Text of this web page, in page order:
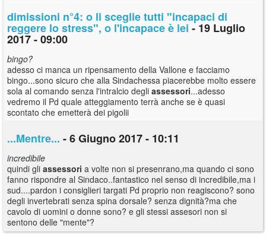
dimissioni n°4: o li sceglie tutti "incapaci di
reggere lo stress", o l'incapace è lei - 19 Luglio
2017 - 09:00
bingo?
adesso ci manca un ripensamento della Vallone e facciamo
bingo...sono sicuro che alla Sindachessa piacerebbe molto essere
sola al comando senza l'intralcio degli assessori...adesso
vedremo il Pd quale atteggiamento terrà anche se è quasi
scontato che emetterà dei pigolii
...Mentre... - 6 Giugno 2017 - 10:11
incredibile
quindi gli assessori a volte non si presenrano,ma quando ci sono
fanno rispondre al Sindaco..fantastico nel senso di incredibile,ma i
sud....pardon i consiglieri targati Pd proprio non reagiscono? sono
degli invertebrati senza spina dorsale? senza dignità?ma che
cavolo di uomini o donne sono? e gli stessi assesori non si
sentono delle "mente"?